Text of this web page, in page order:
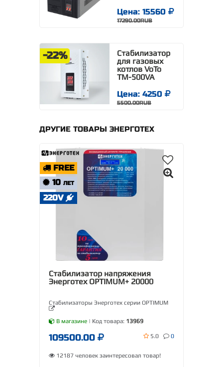
Цена: 15560
17290.00RUB
-22%
Стабилизатор
для газовых
котлов VoTo
TM-500VA
Цена: 4250
5500.00RUB
ДРУГИЕ ТОВАРЫ ЭНЕРГОТЕХ
FREE
10 ЛЕТ
220V
Стабилизатор напряжения
Энерготех OPTIMUM+ 20000
Стабилизаторы Энерготех серии OPTIMUM
В магазине | Код товара: 13969
109500.00 5.0 0
12187 человек заинтересовал товар!